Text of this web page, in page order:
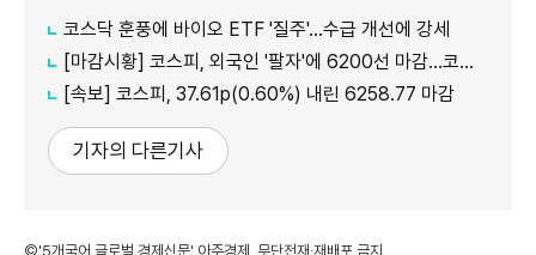
코스닥 훈풍에 바이오 ETF '질주'…수급 개선에 강세
[마감시황] 코스피, 외국인 '팔자'에 6200선 마감…코스닥도 하락
[속보] 코스피, 37.61p(0.60%) 내린 6258.77 마감
기자의 다른기사
©'5개국어 글로벌 경제신문' 아주경제. 무단전재·재배포 금지